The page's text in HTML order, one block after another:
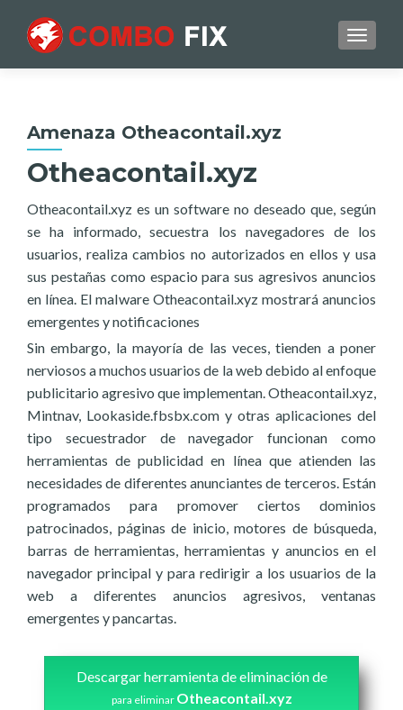
Amenaza Otheacontail.xyz
Otheacontail.xyz
Otheacontail.xyz es un software no deseado que, según
se ha informado, secuestra los navegadores de los
usuarios, realiza cambios no autorizados en ellos y usa
sus pestañas como espacio para sus agresivos anuncios
en línea. El malware Otheacontail.xyz mostrará anuncios
emergentes y notificaciones
Sin embargo, la mayoría de las veces, tienden a poner
nerviosos a muchos usuarios de la web debido al enfoque
publicitario agresivo que implementan. Otheacontail.xyz,
Mintnav, Lookaside.fbsbx.com y otras aplicaciones del
tipo secuestrador de navegador funcionan como
herramientas de publicidad en línea que atienden las
necesidades de diferentes anunciantes de terceros. Están
programados para promover ciertos dominios
patrocinados, páginas de inicio, motores de búsqueda,
barras de herramientas, herramientas y anuncios en el
navegador principal y para redirigir a los usuarios de la
web a diferentes anuncios agresivos, ventanas
emergentes y pancartas.
Descargar herramienta de eliminación de
para eliminar Otheacontail.xyz